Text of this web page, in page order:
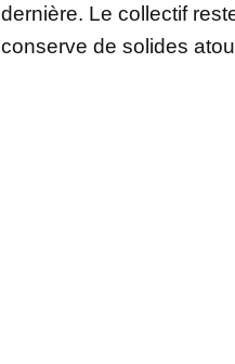
dernière. Le collectif
conserve de solides